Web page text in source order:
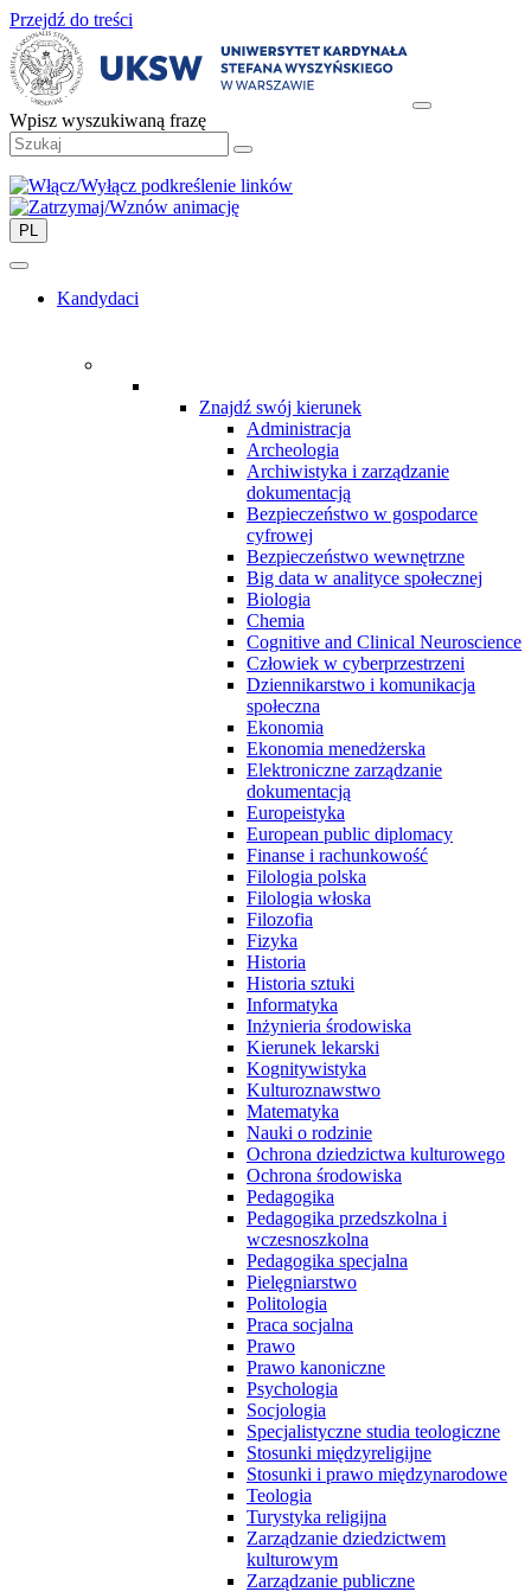
Przejdź do treści
Wpisz wyszukiwaną frazę
PL
Kandydaci
Znajdź swój kierunek
Administracja
Archeologia
Archiwistyka i zarządzanie
dokumentacją
Bezpieczeństwo w gospodarce
cyfrowej
Bezpieczeństwo wewnętrzne
Big data w analityce społecznej
Biologia
Chemia
Cognitive and Clinical Neuroscience
Człowiek w cyberprzestrzeni
Dziennikarstwo i komunikacja
społeczna
Ekonomia
Ekonomia menedżerska
Elektroniczne zarządzanie
dokumentacją
Europeistyka
European public diplomacy
Finanse i rachunkowość
Filologia polska
Filologia włoska
Filozofia
Fizyka
Historia
Historia sztuki
Informatyka
Inżynieria środowiska
Kierunek lekarski
Kognitywistyka
Kulturoznawstwo
Matematyka
Nauki o rodzinie
Ochrona dziedzictwa kulturowego
Ochrona środowiska
Pedagogika
Pedagogika przedszkolna i
wczesnoszkolna
Pedagogika specjalna
Pielęgniarstwo
Politologia
Praca socjalna
Prawo
Prawo kanoniczne
Psychologia
Socjologia
Specjalistyczne studia teologiczne
Stosunki międzyreligijne
Stosunki i prawo międzynarodowe
Teologia
Turystyka religijna
Zarządzanie dziedzictwem
kulturowym
Zarządzanie publiczne